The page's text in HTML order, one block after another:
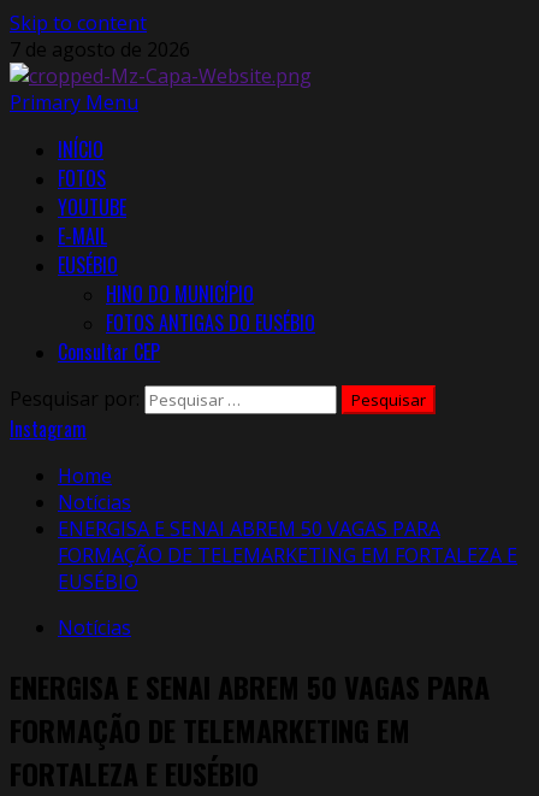
Skip to content
7 de agosto de 2026
Primary Menu
INÍCIO
FOTOS
YOUTUBE
E-MAIL
EUSÉBIO
HINO DO MUNICÍPIO
FOTOS ANTIGAS DO EUSÉBIO
Consultar CEP
Pesquisar por:
Instagram
Home
Notícias
ENERGISA E SENAI ABREM 50 VAGAS PARA
FORMAÇÃO DE TELEMARKETING EM FORTALEZA E
EUSÉBIO
Notícias
ENERGISA E SENAI ABREM 50 VAGAS PARA
FORMAÇÃO DE TELEMARKETING EM
FORTALEZA E EUSÉBIO